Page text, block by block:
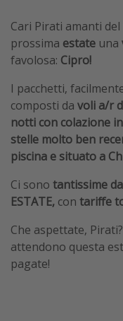
Cari Pirati amanti
prossima estate una
favolosa: Cipro!
I pacchetti,
composti da voli a/r
notti con colazione
stelle molto ben
piscina e situato a
Ci sono tantissime
ESTATE, con tariffe
Che aspettate,
attendono questa
pagate!